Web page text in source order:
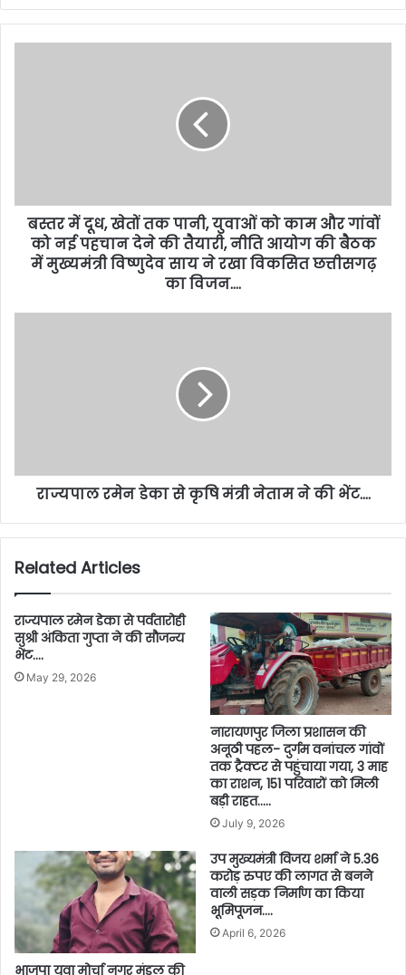
बस्तर में दूध, खेतों तक पानी, युवाओं को काम और गांवों
को नई पहचान देने की तैयारी, नीति आयोग की बैठक
में मुख्यमंत्री विष्णुदेव साय ने रखा विकसित छत्तीसगढ़
का विजन….
राज्यपाल रमेन डेका से कृषि मंत्री नेताम ने की भेंट….
Related Articles
राज्यपाल रमेन डेका से पर्वतारोही
सुश्री अंकिता गुप्ता ने की सौजन्य
भेंट….
May 29, 2026
नारायणपुर जिला प्रशासन की
अनूठी पहल- दुर्गम वनांचल गांवों
तक ट्रैक्टर से पहुंचाया गया, 3 माह
का राशन, 151 परिवारों को मिली
बड़ी राहत…..
July 9, 2026
भाजपा युवा मोर्चा नगर मंडल की
उप मुख्यमंत्री विजय शर्मा ने 5.36
करोड़ रुपए की लागत से बनने
वाली सड़क निर्माण का किया
भूमिपूजन….
April 6, 2026